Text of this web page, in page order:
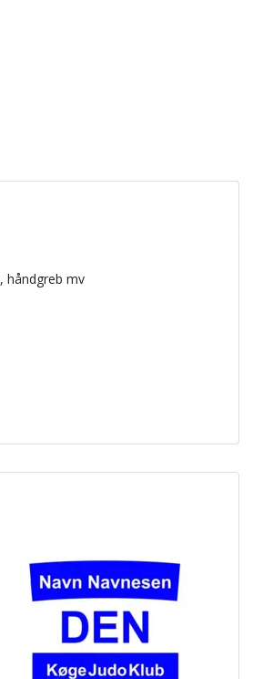
, håndgreb mv